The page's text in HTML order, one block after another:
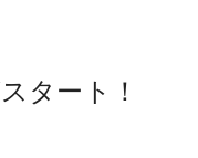
タート！